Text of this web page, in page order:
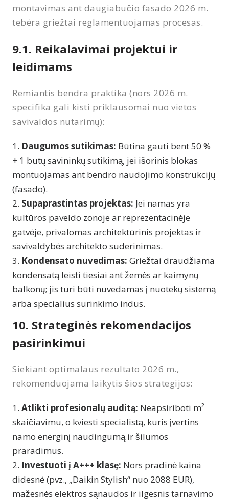
montavimas ant daugiabučio fasado 2026 m.
tebėra griežtai reglamentuojamas procesas.
9.1. Reikalavimai projektui ir
leidimams
Remiantis bendra praktika (nors 2026 m.
specifika gali kisti priklausomai nuo vietos
savivaldos nutarimų):
Daugumos sutikimas: Būtina gauti bent 50 %
+ 1 butų savininkų sutikimą, jei išorinis blokas
montuojamas ant bendro naudojimo konstrukcijų
(fasado).
Supaprastintas projektas: Jei namas yra
kultūros paveldo zonoje ar reprezentacinėje
gatvėje, privalomas architektūrinis projektas ir
savivaldybės architekto suderinimas.
Kondensato nuvedimas: Griežtai draudžiama
kondensatą leisti tiesiai ant žemės ar kaimynų
balkonų; jis turi būti nuvedamas į nuotekų sistemą
arba specialius surinkimo indus.
10. Strateginės rekomendacijos
pasirinkimui
Siekiant optimalaus rezultato 2026 m.,
rekomenduojama laikytis šios strategijos:
Atlikti profesionalų auditą: Neapsiriboti m²
skaičiavimu, o kviesti specialistą, kuris įvertins
namo energinį naudingumą ir šilumos
praradimus.
Investuoti į A+++ klasę: Nors pradinė kaina
didesnė (pvz., „Daikin Stylish“ nuo 2088 EUR),
mažesnės elektros sąnaudos ir ilgesnis tarnavimo